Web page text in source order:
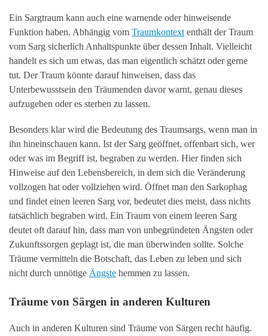
Ein Sargtraum kann auch eine warnende oder hinweisende
Funktion haben. Abhängig vom Traumkontext enthält der Traum
vom Sarg sicherlich Anhaltspunkte über dessen Inhalt. Vielleicht
handelt es sich um etwas, das man eigentlich schätzt oder gerne
tut. Der Traum könnte darauf hinweisen, dass das
Unterbewusstsein den Träumenden davor warnt, genau dieses
aufzugeben oder es sterben zu lassen.
Besonders klar wird die Bedeutung des Traumsargs, wenn man in
ihn hineinschauen kann. Ist der Sarg geöffnet, offenbart sich, wer
oder was im Begriff ist, begraben zu werden. Hier finden sich
Hinweise auf den Lebensbereich, in dem sich die Veränderung
vollzogen hat oder vollziehen wird. Öffnet man den Sarkophag
und findet einen leeren Sarg vor, bedeutet dies meist, dass nichts
tatsächlich begraben wird. Ein Traum von einem leeren Sarg
deutet oft darauf hin, dass man von unbegründeten Ängsten oder
Zukunftssorgen geplagt ist, die man überwinden sollte. Solche
Träume vermitteln die Botschaft, das Leben zu leben und sich
nicht durch unnötige Ängste hemmen zu lassen.
Träume von Särgen in anderen Kulturen
Auch in anderen Kulturen sind Träume von Särgen recht häufig.